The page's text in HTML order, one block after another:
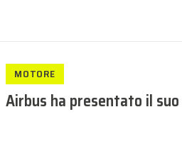
MOTORE
Airbus ha presentato il